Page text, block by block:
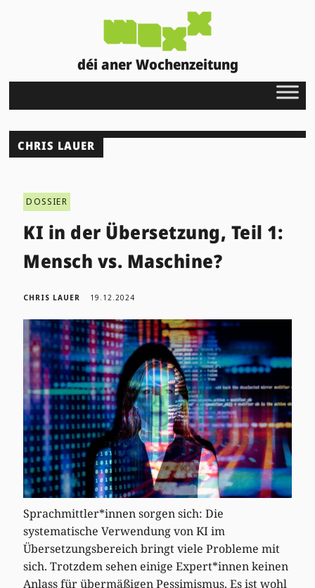
déi aner Wochenzeitung
CHRIS LAUER
DOSSIER
KI in der Übersetzung, Teil 1:
Mensch vs. Maschine?
CHRIS LAUER 19.12.2024
Sprachmittler*innen sorgen sich: Die
systematische Verwendung von KI im
Übersetzungsbereich bringt viele Probleme mit
sich. Trotzdem sehen einige Expert*innen keinen
Anlass für übermäßigen Pessimismus. Es ist wohl